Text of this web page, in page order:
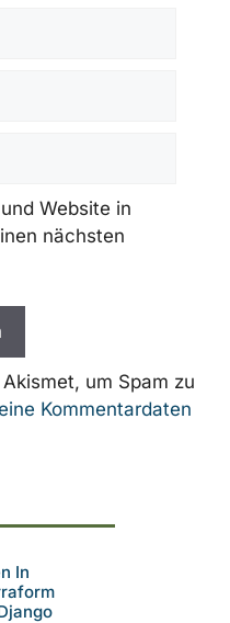
Website in
nächsten
um Spam zu
Kommentardaten
In